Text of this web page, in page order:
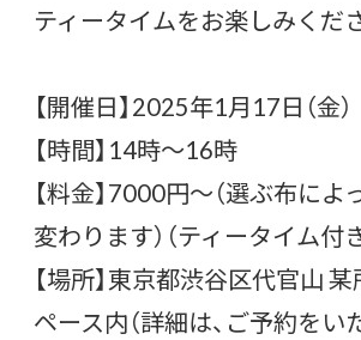
ティータイムをお楽しみくだ
【開催日】2025年1月17日（金）
【時間】14時～16時
【料金】7000円～（選ぶ布に
変わります）（ティータイム付き
【場所】東京都渋谷区代官山
ペース内（詳細は、ご予約をい